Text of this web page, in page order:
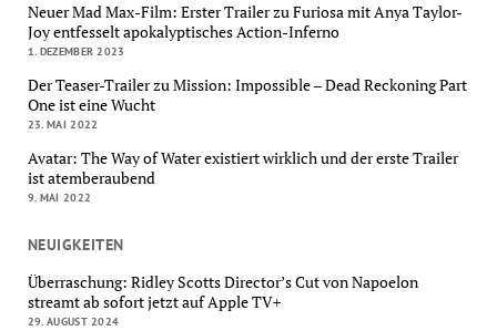
Neuer Mad Max-Film: Erster Trailer zu Furiosa mit Anya Taylor-
Joy entfesselt apokalyptisches Action-Inferno
1. DEZEMBER 2023
Der Teaser-Trailer zu Mission: Impossible – Dead Reckoning Part
One ist eine Wucht
23. MAI 2022
Avatar: The Way of Water existiert wirklich und der erste Trailer
ist atemberaubend
9. MAI 2022
NEUIGKEITEN
Überraschung: Ridley Scotts Director’s Cut von Napoelon
streamt ab sofort jetzt auf Apple TV+
29. AUGUST 2024